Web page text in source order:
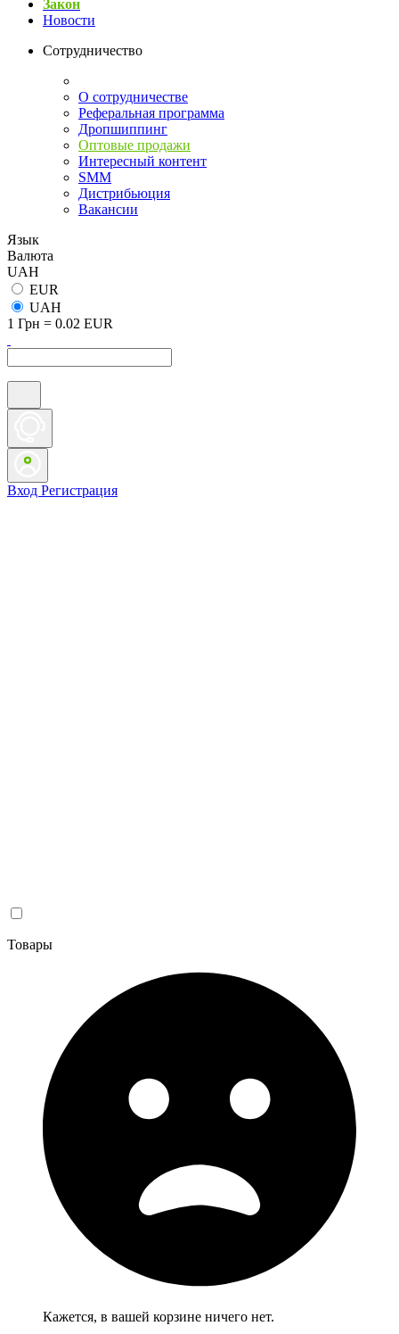
Закон
Новости
Сотрудничество
О сотрудничестве
Реферальная программа
Дропшиппинг
Оптовые продажи
Интересный контент
SMM
Дистрибьюция
Вакансии
Язык
Валюта
UAH
EUR
UAH
1 Грн = 0.02 EUR
Вход Регистрация
Товары
Кажется, в вашей корзине ничего нет.